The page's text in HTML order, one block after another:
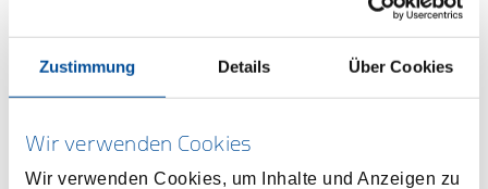
Zustimmung Details Über Cookies
Wir verwenden Cookies
Wir verwenden Cookies, um Inhalte und Anzeigen zu
VERTRIEBSPARTNETR